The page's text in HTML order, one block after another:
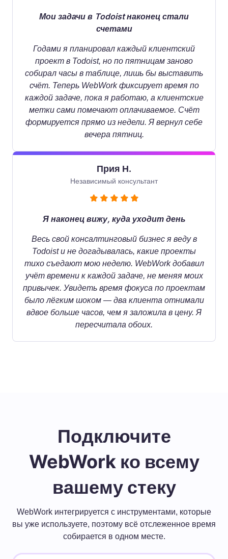
Мои задачи в Todoist наконец стали
счетами
Годами я планировал каждый клиентский
проект в Todoist, но по пятницам заново
собирал часы в таблице, лишь бы выставить
счёт. Теперь WebWork фиксирует время по
каждой задаче, пока я работаю, а клиентские
метки сами помечают оплачиваемое. Счёт
формируется прямо из недели. Я вернул себе
вечера пятниц.
Прия Н.
Независимый консультант
Я наконец вижу, куда уходит день
Весь свой консалтинговый бизнес я веду в
Todoist и не догадывалась, какие проекты
тихо съедают мою неделю. WebWork добавил
учёт времени к каждой задаче, не меняя моих
привычек. Увидеть время фокуса по проектам
было лёгким шоком — два клиента отнимали
вдвое больше часов, чем я заложила в цену. Я
пересчитала обоих.
Подключите
WebWork ко всему
вашему стеку
WebWork интегрируется с инструментами, которые
вы уже используете, поэтому всё отслеженное время
собирается в одном месте.